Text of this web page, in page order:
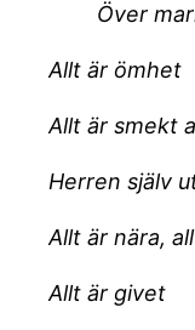
Över
Allt är ömhet
Allt är smekt
Herren själv
Allt är nära,
Allt är givet